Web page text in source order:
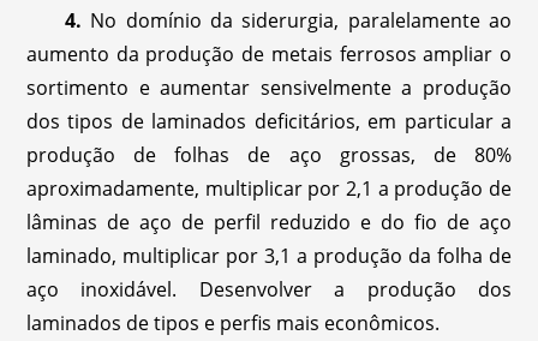
4. No domínio da siderurgia, paralelamente ao
aumento da produção de metais ferrosos ampliar o
sortimento e aumentar sensivelmente a produção
dos tipos de laminados deficitários, em particular a
produção de folhas de aço grossas, de 80%
aproximadamente, multiplicar por 2,1 a produção de
lâminas de aço de perfil reduzido e do fio de aço
laminado, multiplicar por 3,1 a produção da folha de
aço inoxidável. Desenvolver a produção dos
laminados de tipos e perfis mais econômicos.